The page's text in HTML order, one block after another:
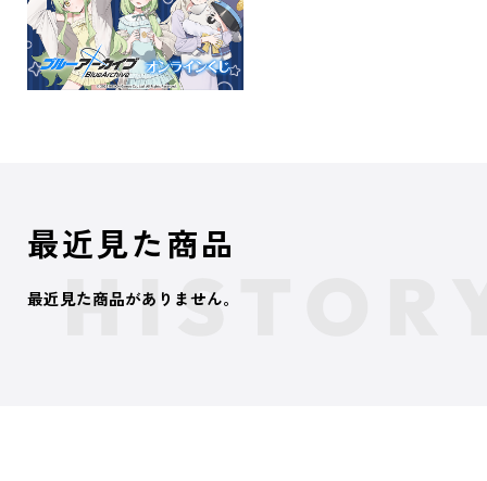
最近見た商品
最近見た商品がありません。